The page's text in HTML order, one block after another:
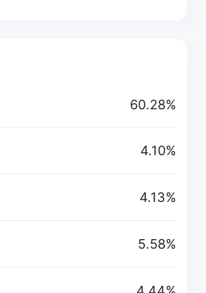
60.28%
4.10%
4.13%
5.58%